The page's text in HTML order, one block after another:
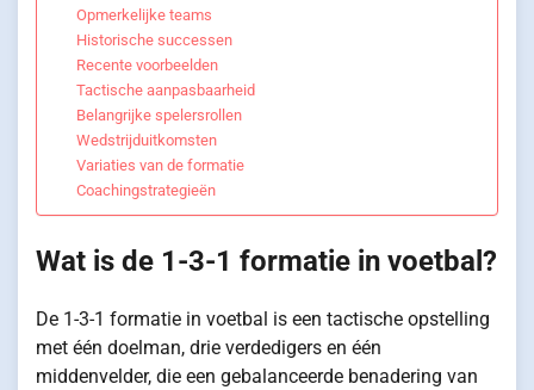
Opmerkelijke teams
Historische successen
Recente voorbeelden
Tactische aanpasbaarheid
Belangrijke spelersrollen
Wedstrijduitkomsten
Variaties van de formatie
Coachingstrategieën
Wat is de 1-3-1 formatie in voetbal?
De 1-3-1 formatie in voetbal is een tactische opstelling
met één doelman, drie verdedigers en één
middenvelder, die een gebalanceerde benadering van